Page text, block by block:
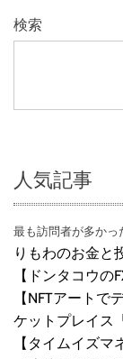
検索
人気記事
最も訪問者が多かっ
りもわのお金と
【ドンタコウの
【NFTアートで
ケットプレイス
【タイムイズ